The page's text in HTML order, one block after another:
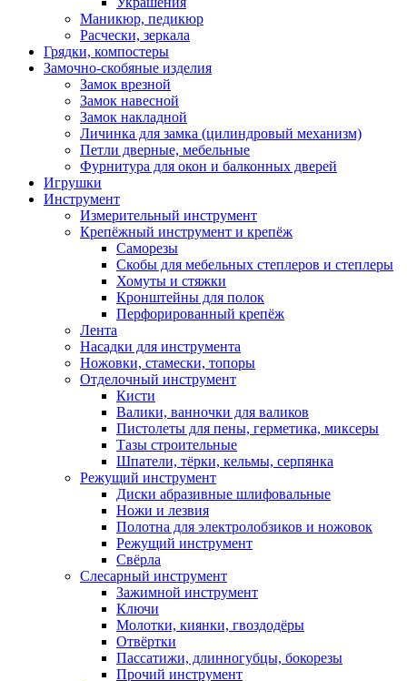
Маникюр, педикюр
Расчески, зеркала
Грядки, компостеры
Замочно-скобяные изделия
Замок врезной
Замок навесной
Замок накладной
Личинка для замка (цилиндровый механизм)
Петли дверные, мебельные
Фурнитура для окон и балконных дверей
Игрушки
Инструмент
Измерительный инструмент
Крепёжный инструмент и крепёж
Саморезы
Скобы для мебельных степлеров и степлеры
Хомуты и стяжки
Кронштейны для полок
Перфорированный крепёж
Лента
Насадки для инструмента
Ножовки, стамески, топоры
Отделочный инструмент
Кисти
Валики, ванночки для валиков
Пистолеты для пены, герметика, миксеры
Тазы строительные
Шпатели, тёрки, кельмы, серпянка
Режущий инструмент
Диски абразивные шлифовальные
Ножи и лезвия
Полотна для электролобзиков и ножовок
Режущий инструмент
Свёрла
Слесарный инструмент
Зажимной инструмент
Ключи
Молотки, киянки, гвоздодёры
Отвёртки
Пассатижи, длинногубцы, бокорезы
Прочий инструмент